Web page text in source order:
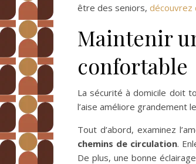
être des seniors, découvrez
Maintenir
confortable
La sécurité à domicile doit
l’aise améliore grandement
Tout d’abord, examinez
chemins de circulation.
De plus, une bonne